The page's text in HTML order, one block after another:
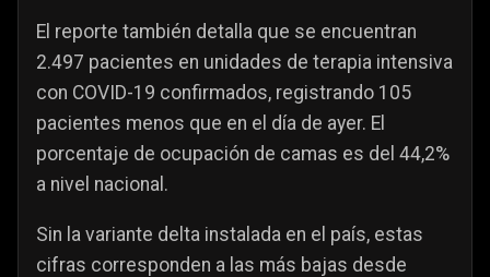
El reporte también detalla que se encuentran
2.497 pacientes en unidades de terapia intensiva
con COVID-19 confirmados, registrando 105
pacientes menos que en el día de ayer. El
porcentaje de ocupación de camas es del 44,2%
a nivel nacional.
Sin la variante delta instalada en el país, estas
cifras corresponden a las más bajas desde